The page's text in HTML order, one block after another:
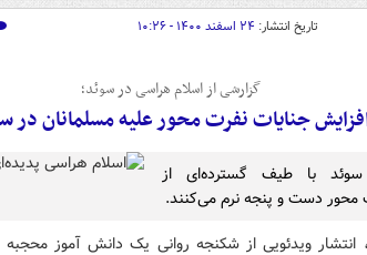
تاریخ انتشار: ۲۴ اسفند ۱۴۰۰ - ۱۰:۲۶
گزارشی از اسلام هراسی در سوئد؛
جنایات نفرت محور علیه مسلمانان در
با طیف گسترده‌ای از
محور دست و پنجه نرم می‌کنند.
، انتشار ویدئویی از شکنجه روانی یک دانش آموز